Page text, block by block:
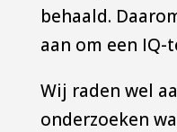
behaald.
aan om een IQ-
Wij raden wel
onderzoeken